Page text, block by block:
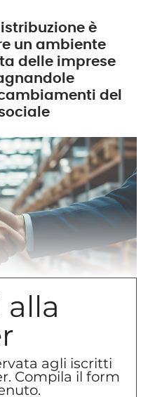
è
un ambiente
delle imprese
del
lavorare nella
è decisamente
agli iscritti
Compila il form